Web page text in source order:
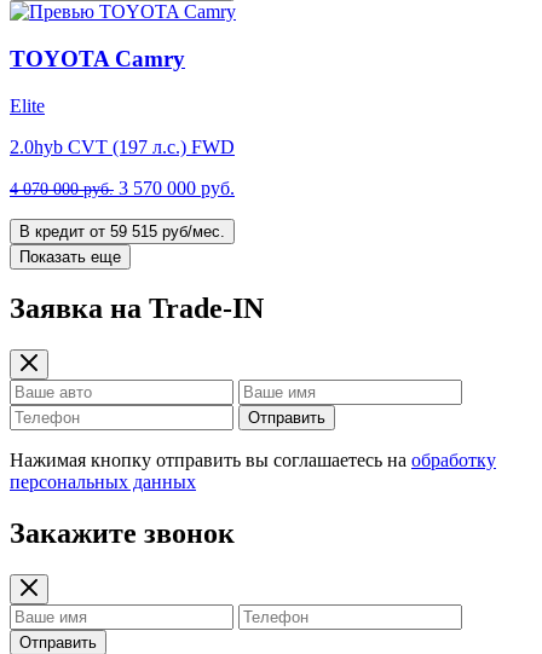
TOYOTA Camry
Elite
2.0hyb CVT (197 л.с.) FWD
4 070 000 руб. 3 570 000 руб.
В кредит от 59 515 руб/мес.
Показать еще
Заявка на Trade-IN
Отправить
Нажимая кнопку отправить вы соглашаетесь на обработку
персональных данных
Закажите звонок
Отправить